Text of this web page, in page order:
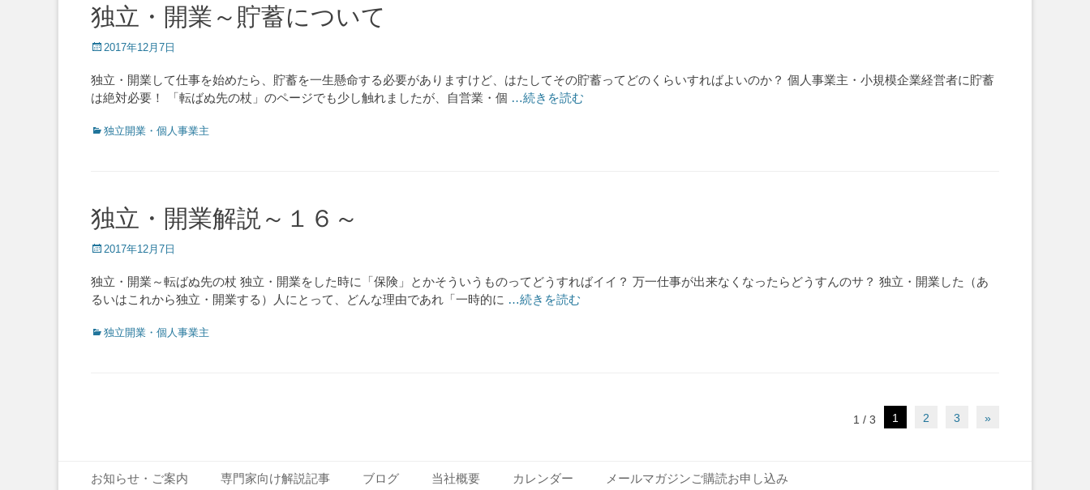
独立・開業～貯蓄について
Posted
2017年12月7日
独立・開業して仕事を始めたら、貯蓄を一生懸命する必要がありますけど、はたしてその貯蓄ってどのくらいすればよいのか？ 個人事業主・小規模企業経営者に貯蓄
は絶対必要！ 「転ばぬ先の杖」のページでも少し触れましたが、自営業・個 …続きを読む
Categories
独立開業・個人事業主
独立・開業解説～１６～
Posted
2017年12月7日
独立・開業～転ばぬ先の杖 独立・開業をした時に「保険」とかそういうものってどうすればイイ？ 万一仕事が出来なくなったらどうすんのサ？ 独立・開業した（あ
るいはこれから独立・開業する）人にとって、どんな理由であれ「一時的に …続きを読む
Categories
独立開業・個人事業主
1 / 3 1 2 3 »
Footer Menu
お知らせ・ご案内 専門家向け解説記事 ブログ 当社概要 カレンダー メールマガジンご購読お申し込み